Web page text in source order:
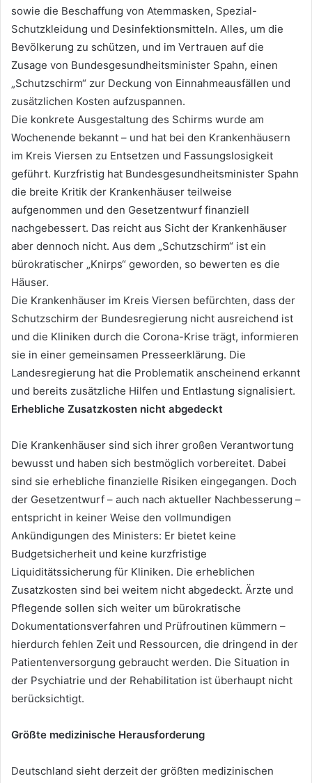
sowie die Beschaffung von Atemmasken, Spezial-
Schutzkleidung und Desinfektionsmitteln. Alles, um die
Bevölkerung zu schützen, und im Vertrauen auf die
Zusage von Bundesgesundheitsminister Spahn, einen
„Schutzschirm“ zur Deckung von Einnahmeausfällen und
zusätzlichen Kosten aufzuspannen.
Die konkrete Ausgestaltung des Schirms wurde am
Wochenende bekannt – und hat bei den Krankenhäusern
im Kreis Viersen zu Entsetzen und Fassungslosigkeit
geführt. Kurzfristig hat Bundesgesundheitsminister Spahn
die breite Kritik der Krankenhäuser teilweise
aufgenommen und den Gesetzentwurf finanziell
nachgebessert. Das reicht aus Sicht der Krankenhäuser
aber dennoch nicht. Aus dem „Schutzschirm“ ist ein
bürokratischer „Knirps“ geworden, so bewerten es die
Häuser.
Die Krankenhäuser im Kreis Viersen befürchten, dass der
Schutzschirm der Bundesregierung nicht ausreichend ist
und die Kliniken durch die Corona-Krise trägt, informieren
sie in einer gemeinsamen Presseerklärung. Die
Landesregierung hat die Problematik anscheinend erkannt
und bereits zusätzliche Hilfen und Entlastung signalisiert.
Erhebliche Zusatzkosten nicht abgedeckt
Die Krankenhäuser sind sich ihrer großen Verantwortung
bewusst und haben sich bestmöglich vorbereitet. Dabei
sind sie erhebliche finanzielle Risiken eingegangen. Doch
der Gesetzentwurf – auch nach aktueller Nachbesserung –
entspricht in keiner Weise den vollmundigen
Ankündigungen des Ministers: Er bietet keine
Budgetsicherheit und keine kurzfristige
Liquiditätssicherung für Kliniken. Die erheblichen
Zusatzkosten sind bei weitem nicht abgedeckt. Ärzte und
Pflegende sollen sich weiter um bürokratische
Dokumentationsverfahren und Prüfroutinen kümmern –
hierdurch fehlen Zeit und Ressourcen, die dringend in der
Patientenversorgung gebraucht werden. Die Situation in
der Psychiatrie und der Rehabilitation ist überhaupt nicht
berücksichtigt.
Größte medizinische Herausforderung
Deutschland sieht derzeit der größten medizinischen